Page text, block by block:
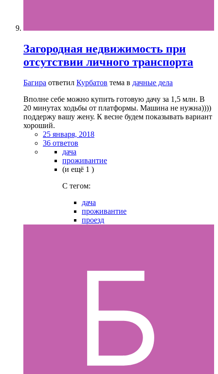
Загородная недвижимость при
отсутствии личного транспорта
Багира ответил Курбатов тема в дачные дела
Вполне себе можно купить готовую дачу за 1,5 млн. В
20 минутах ходьбы от платформы. Машина не нужна))))
поддержу вашу жену. К весне будем показывать вариант
хороший.
25 января, 2018
36 ответов
дача
проживантие
(и ещё 1 )
C тегом:
дача
проживантие
проезд